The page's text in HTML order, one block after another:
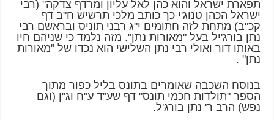
תפארת ישראל והוא כהן לאל עליון ומרדף צדקה" (רבי
ישראל הכהן טנוג'י כך כותב מלכי תרשיש ח"ב דף
קכ"ב) מתחת לזה חתומים י"ג רבני תוניס ובראשם רבי
נתן בורג'יל בעל "מאורות נתן". מזה נלמד כי שניהם חיו
באותו דור ואולי רבי נתן השלישי הוא נכדו של "מאורות
נתן" .
בנוסח השכבה שאומרים בתונס בליל כפור מתוך
הספר "תולדות חכמי תונס" דף שע"ד ע"ח וג"ן (וגם
נפש) הרב ר' נתן בורג'ל.